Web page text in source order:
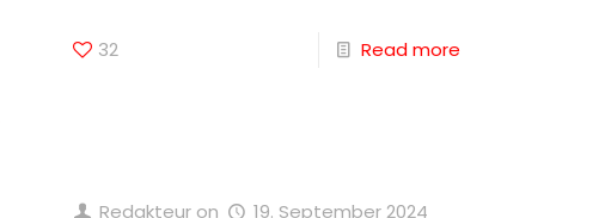
32 Read more
Redakteur on 19. September 2024